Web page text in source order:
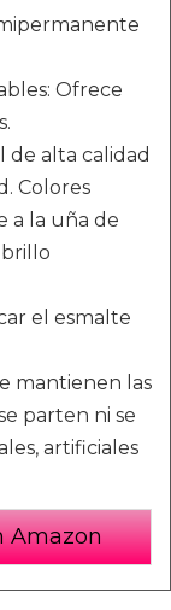
Ofrece
de alta calidad
Colores
a la uña de
el esmalte
mantienen las
parten ni se
artificiales
Amazon